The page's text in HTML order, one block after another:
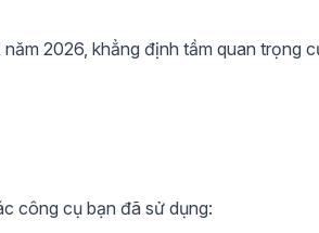
2026, khẳng định tầm quan trọng
công cụ bạn đã sử dụng: